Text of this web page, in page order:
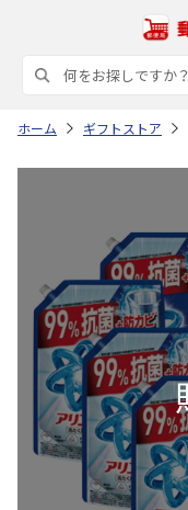
ホーム ギフトストア